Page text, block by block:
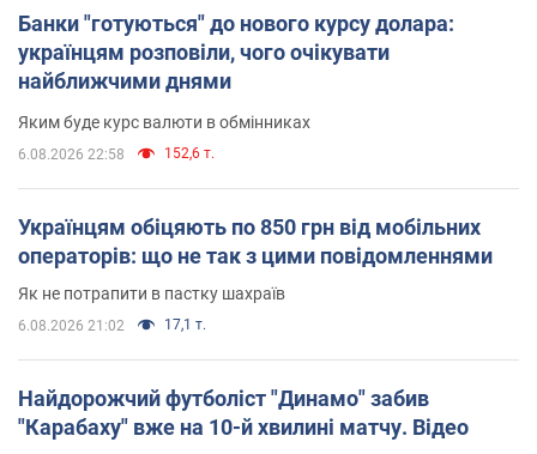
Банки "готуються" до нового курсу долара:
українцям розповіли, чого очікувати
найближчими днями
Яким буде курс валюти в обмінниках
6.08.2026 22:58 152,6 т.
Українцям обіцяють по 850 грн від мобільних
операторів: що не так з цими повідомленнями
Як не потрапити в пастку шахраїв
6.08.2026 21:02 17,1 т.
Найдорожчий футболіст "Динамо" забив
"Карабаху" вже на 10-й хвилині матчу. Відео